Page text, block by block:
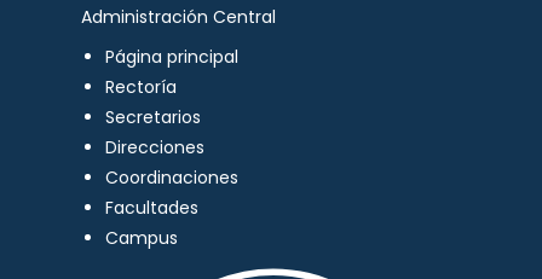
Administración Central
Página principal
Rectoría
Secretarios
Direcciones
Coordinaciones
Facultades
Campus